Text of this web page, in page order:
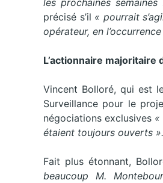
les prochaines
précisé s’il « pourrait
opérateur, en
L’actionnaire
Vincent Bolloré, qui est
Surveillance pour le
négociations exclusives «
étaient toujours ouverts ».
Fait plus étonnant,
beaucoup M.